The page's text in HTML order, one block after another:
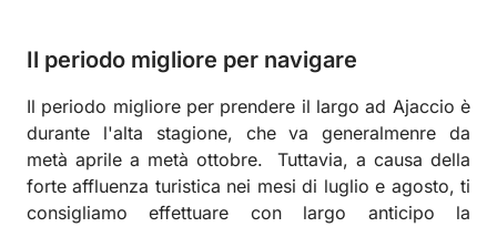
Il periodo migliore per navigare
Il periodo migliore per prendere il largo ad Ajaccio è
durante l'alta stagione, che va generalmenre da
metà aprile a metà ottobre.Tuttavia, a causa della
forte affluenza turistica nei mesi di luglio e agosto, ti
consigliamo effettuare con largo anticipo la